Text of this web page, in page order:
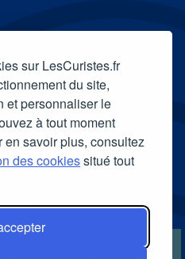
sur LesCuristes.fr
du site,
et personnaliser le
à tout moment
en savoir plus, consultez
des cookiessitué tout
de-l'Orne
à l'ensemble des